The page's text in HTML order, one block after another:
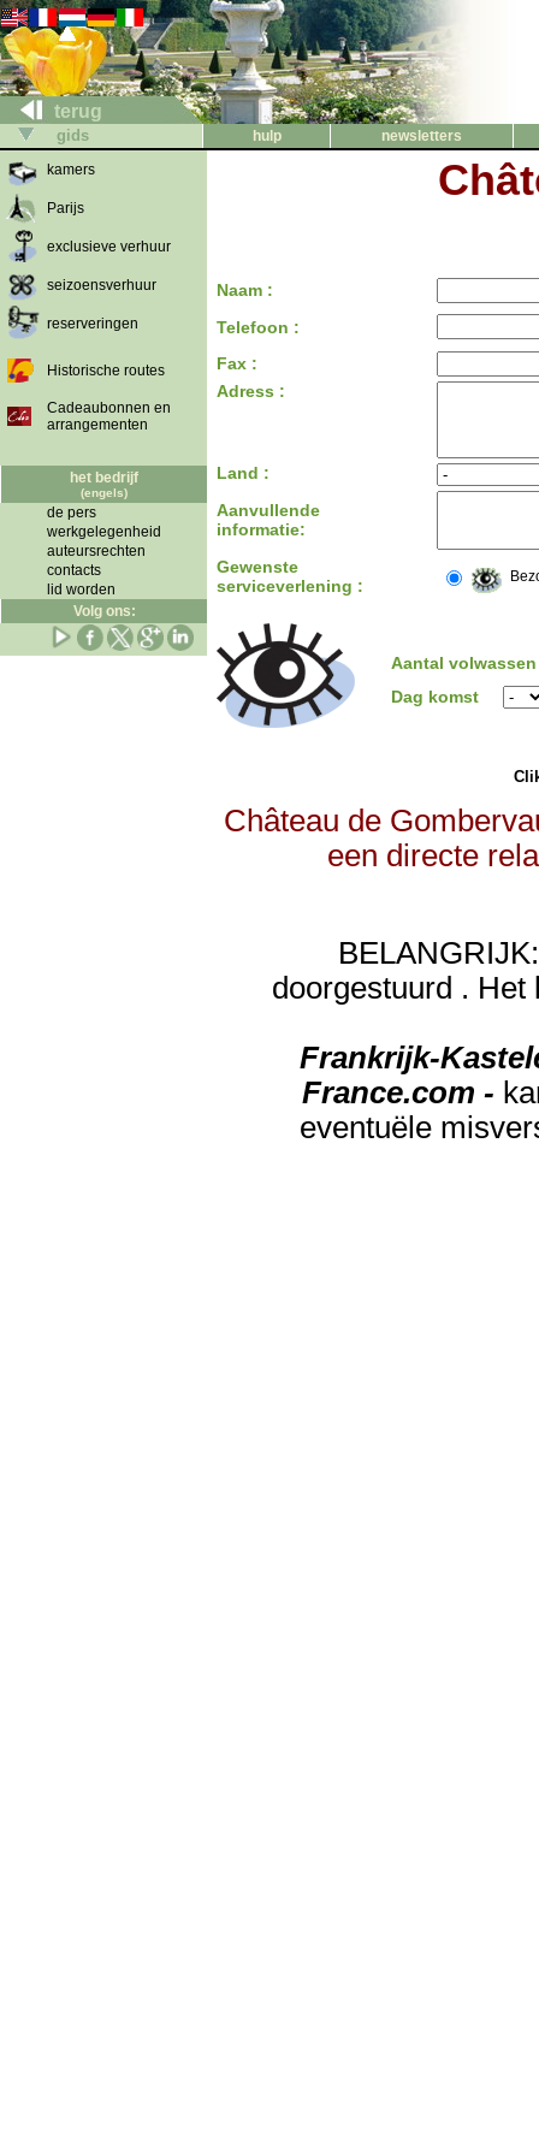
terug
gids hulp
newsletters
kamers
Parijs
exclusieve verhuur
seizoensverhuur
reserveringen
Historische routes
Cadeaubonnen en
arrangementen
het bedrijf
(engels)
de pers
werkgelegenheid
auteursrechten
contacts
lid worden
Volg ons:
Naam :
Telefoon :
Fax :
Adress :
Land :
Aanvullende
informatie:
Gewenste
serviceverlening :
Aantal
Dag komst
Château de
een directe
doorgestuurd . Het
Frankrijk-
France.com -
eventuële